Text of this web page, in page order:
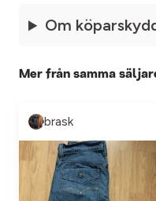
Om
Mer från samma
brask